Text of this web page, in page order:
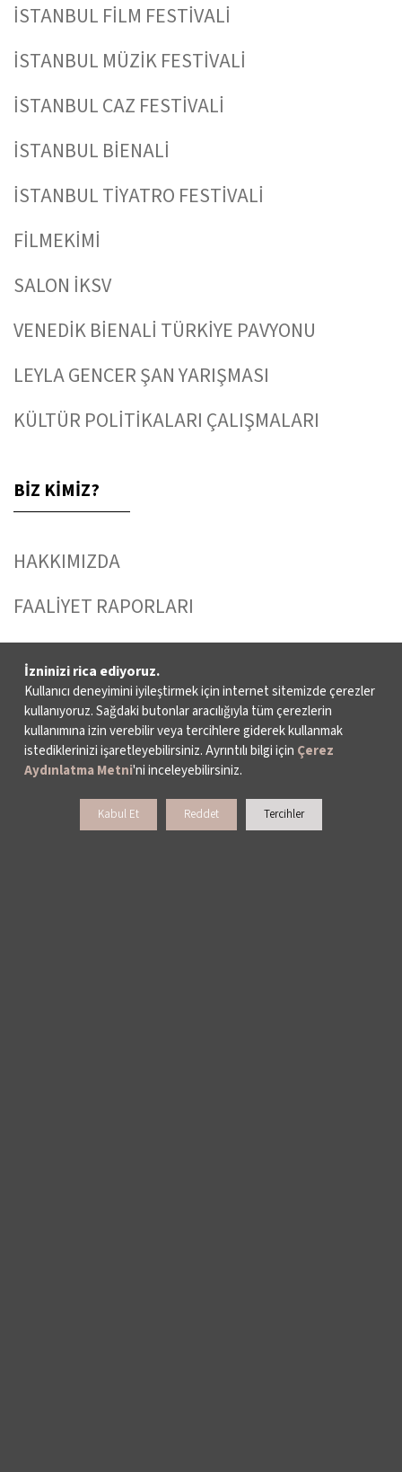
İSTANBUL FİLM FESTİVALİ
İSTANBUL MÜZİK FESTİVALİ
İSTANBUL CAZ FESTİVALİ
İSTANBUL BİENALİ
İSTANBUL TİYATRO FESTİVALİ
FİLMEKİMİ
SALON İKSV
VENEDİK BİENALİ TÜRKİYE PAVYONU
LEYLA GENCER ŞAN YARIŞMASI
KÜLTÜR POLİTİKALARI ÇALIŞMALARI
BİZ KİMİZ?
HAKKIMIZDA
FAALİYET RAPORLARI
YAYINLAR
İKSV’DE ÇALIŞMAK
BASIN
ARŞİV
BİZE ULAŞIN
İzninizi rica ediyoruz.
Kullanıcı deneyimini iyileştirmek için internet sitemizde çerezler
kullanıyoruz. Sağdaki butonlar aracılığıyla tüm çerezlerin
kullanımına izin verebilir veya tercihlere giderek kullanmak
istediklerinizi işaretleyebilirsiniz. Ayrıntılı bilgi için Çerez
Aydınlatma Metni'ni inceleyebilirsiniz.
Kabul Et Reddet Tercihler